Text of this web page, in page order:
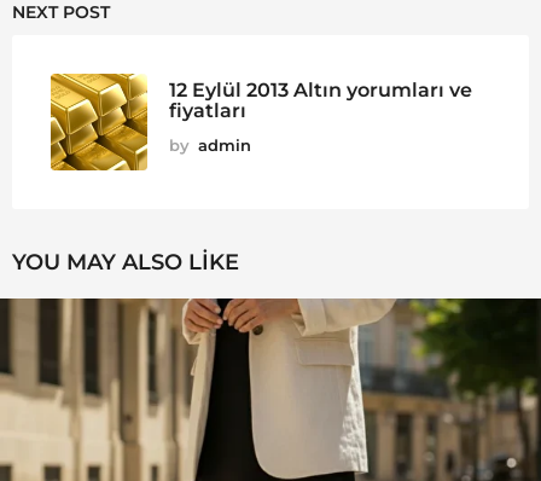
NEXT POST
12 Eylül 2013 Altın yorumları ve
fiyatları
by admin
YOU MAY ALSO LIKE